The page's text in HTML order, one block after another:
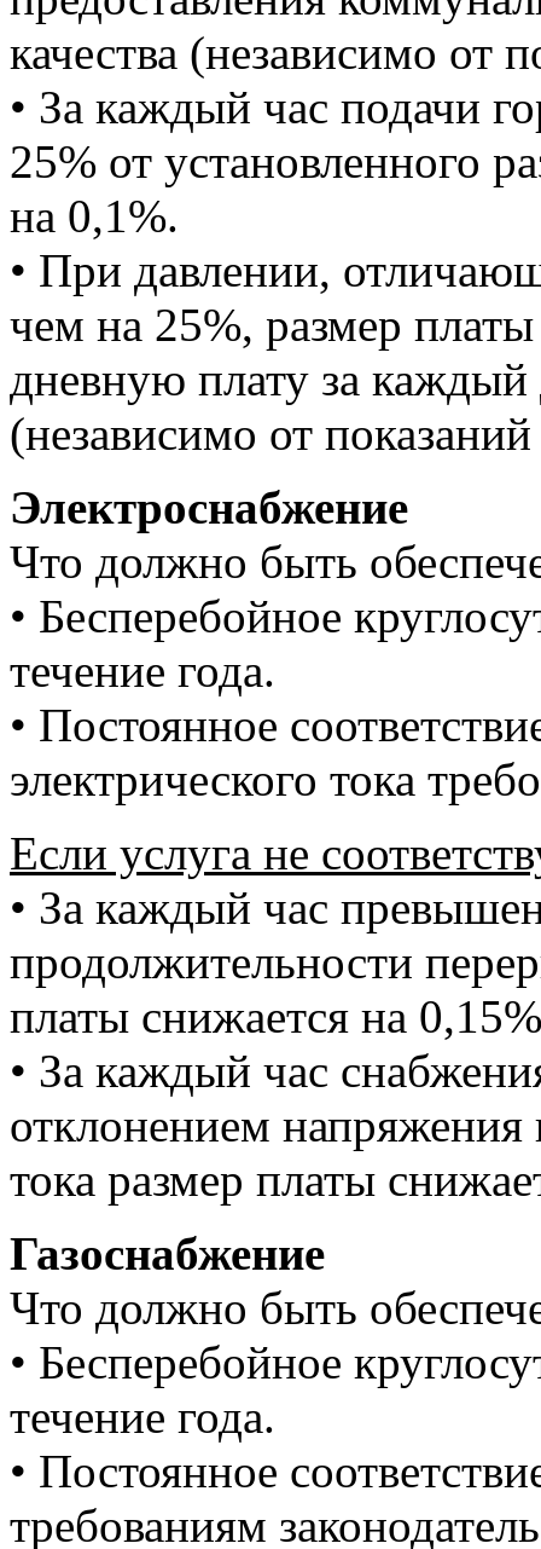
качества (независимо от
• За каждый час подачи
25% от установленного
на 0,1%.
• При давлении,
чем на 25%, размер
дневную плату за каждый
(независимо от
Электроснабжение
Что должно быть
• Бесперебойное
течение года.
• Постоянное
электрического тока
Если услуга не
• За каждый час
продолжительности
платы снижается на
• За каждый час
отклонением напряжения
тока размер платы
Газоснабжение
Что должно быть
• Бесперебойное
течение года.
• Постоянное
требованиям